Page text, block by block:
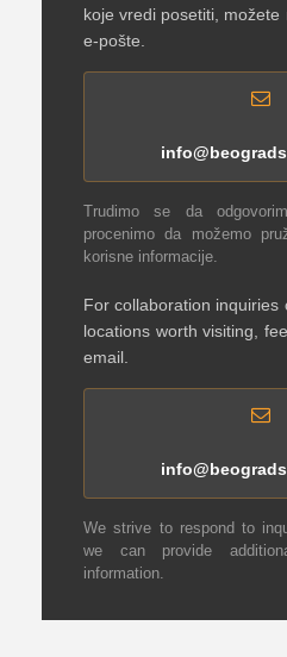
koje vredi posetiti,
e-pošte.
Trudimo se da
procenimo da možemo
korisne informacije.
For collaboration inquiries
locations worth visiting,
email.
We strive to respond to
we can provide
information.